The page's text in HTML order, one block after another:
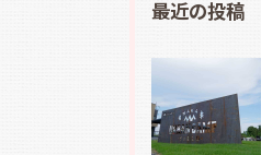
最近の投稿